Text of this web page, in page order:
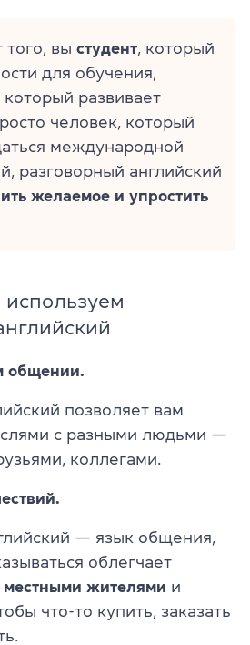
того, вы студент, который
для обучения,
который развивает
человек, который
международной
разговорный английский
желаемое и упростить
общении.
позволяет вам
с разными людьми —
коллегами.
— язык общения,
облегчает
местными жителями и
что-то купить, заказать